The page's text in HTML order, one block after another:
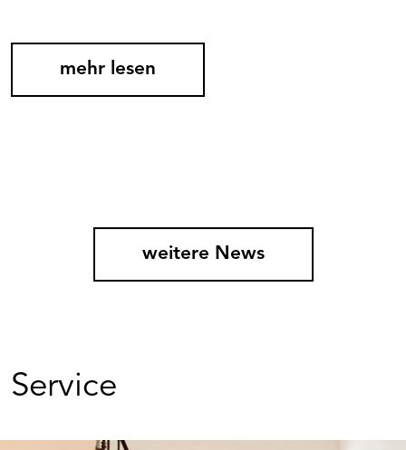
mehr lesen
weitere News
Service